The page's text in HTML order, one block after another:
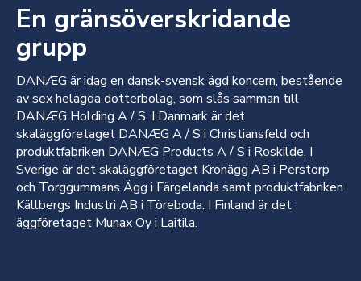
En gränsöverskridande
grupp
DANÆG är idag en dansk-svensk ägd koncern, bestående
av sex helägda dotterbolag, som slås samman till
DANÆG Holding A / S. I Danmark är det
skaläggföretaget DANÆG A / S i Christiansfeld och
produktfabriken DANÆG Products A / S i Roskilde. I
Sverige är det skaläggföretaget Kronägg AB i Perstorp
och Torggummans Ägg i Färgelanda samt produktfabriken
Källbergs Industri AB i Töreboda. I Finland är det
äggföretaget Munax Oy i Laitila.